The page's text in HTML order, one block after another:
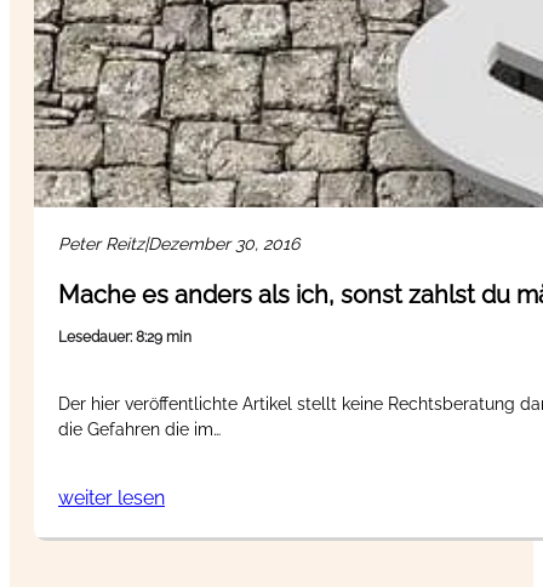
Peter Reitz|Dezember 30, 2016
Mache es anders als ich, sonst zahlst du
Lesedauer: 8:29 min
Der hier veröffentlichte Artikel stellt keine Rechtsberatung
die Gefahren die im…
weiter lesen